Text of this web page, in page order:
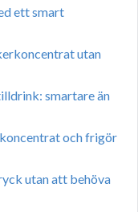
ett smart
utan
smartare än
och frigör
utan att behöva